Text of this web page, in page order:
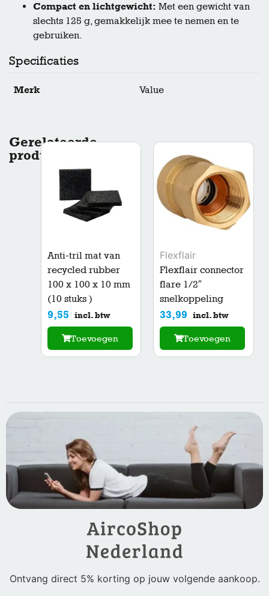
Compact en lichtgewicht: Met een gewicht van
slechts 125 g, gemakkelijk mee te nemen en te
gebruiken.
Specificaties
Merk Value
Gerelateerde
producten
Anti-tril mat van
recycled rubber
100 x 100 x 10 mm
(10 stuks )
9,55 incl. btw
Toevoegen
Flexflair
Flexflair connector
flare 1/2″
snelkoppeling
33,99 incl. btw
Toevoegen
Ontvang direct 5% korting op jouw volgende aankoop.